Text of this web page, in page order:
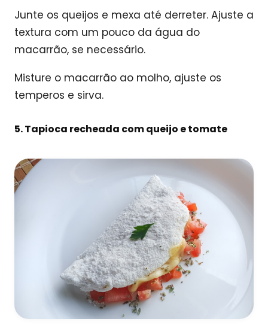
Junte os queijos e mexa até derreter. Ajuste a
textura com um pouco da água do
macarrão, se necessário.
Misture o macarrão ao molho, ajuste os
temperos e sirva.
5. Tapioca recheada com queijo e tomate